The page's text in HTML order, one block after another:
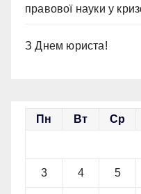
правової науки у
З Днем юриста!
Пн Вт Ср
3 4 5